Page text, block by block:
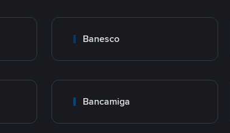
Banesco
Bancamiga